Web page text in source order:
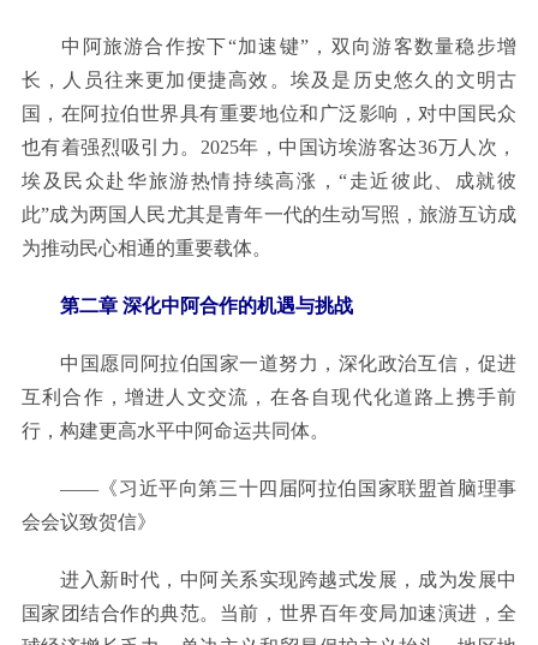
中阿旅游合作按下“加速键”，双向游客数量稳步增
长，人员往来更加便捷高效。埃及是历史悠久的文明古
国，在阿拉伯世界具有重要地位和广泛影响，对中国民众
也有着强烈吸引力。2025年，中国访埃游客达36万人次，
埃及民众赴华旅游热情持续高涨，“走近彼此、成就彼
此”成为两国人民尤其是青年一代的生动写照，旅游互访成
为推动民心相通的重要载体。
第二章 深化中阿合作的机遇与挑战
中国愿同阿拉伯国家一道努力，深化政治互信，促进
互利合作，增进人文交流，在各自现代化道路上携手前
行，构建更高水平中阿命运共同体。
——《习近平向第三十四届阿拉伯国家联盟首脑理事
会会议致贺信》
进入新时代，中阿关系实现跨越式发展，成为发展中
国家团结合作的典范。当前，世界百年变局加速演进，全